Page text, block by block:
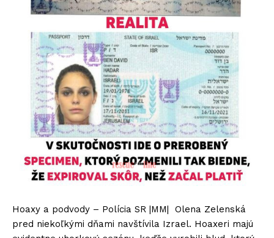
Hoaxy a podvody – Polícia SR |MM| Olena Zelenská
pred niekoľkými dňami navštívila Izrael. Hoaxeri majú